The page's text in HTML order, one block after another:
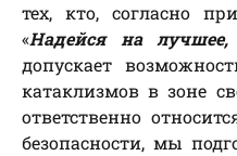
тех, кто, согласно
«Надейся на
допускает
катаклизмов в зоне
ответственно
безопасности, мы